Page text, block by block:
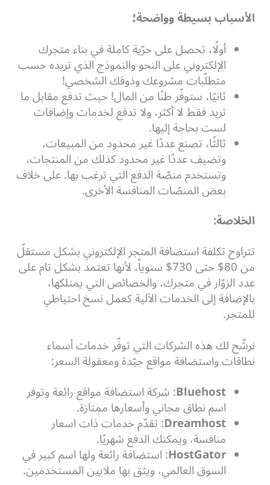
الأسباب بسيطة وواضحة؛
أولًا، تحصل على حرّية كاملة في بناء متجرك
الإلكتروني على النحو والنموذج الذي تريده حسب
متطلّبات مشروعك وذوقك الشخصي!
ثانيًا، ستوفّر طنًا من المال!حيث تدفع مقابل ما
تريد فقط لا أكثر، ولا تدفع لخدمات وإضافات
لست بحاجة إليها.
ثالثًا، تصنع عددًا غير محدود من المبيعات،
وتضيف عددًا غير محدود كذلك من المنتجات،
وتستخدم منصّة الدفع التي ترغب بها. على خلاف
بعض المنصّات المنافسة الأخرى.
الخلاصة:
تتراوح تكلفة استضافة المتجر الإلكتروني بشكل مستقلّ
من 80$ حتى 730$ سنوياً، لأنها تعتمد بشكل تام على
عدد الزوّار في متجرك، والخصائص التي يمتلكها،
بالإضافة إلى الخدمات الآلية كعمل نسخ احتياطي
للمتجر.
نرشّح لك هذه الشركات التي توفّر خدمات أسماء
نطاقات واستضافة مواقع جيّدة ومعقولة السعر:
Bluehost: شركة استضافة مواقع رائعة وتوفر
اسم نطاق مجاني وأسعارها ممتازة.
Dreamhost: تقدّم خدمات ذات اسعار
منافسة، ويمكنك الدفع شهريًا.
HostGator: استضافة رائعة ولها اسم كبير في
السوق العالمي، ويثق بها ملايين المستخدمين.